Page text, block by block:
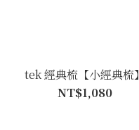
tek 經典梳【小經典梳】
NT$1,080